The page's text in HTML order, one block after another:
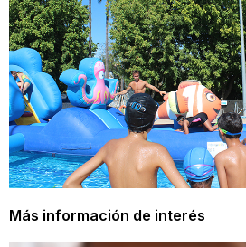
Más información de interés